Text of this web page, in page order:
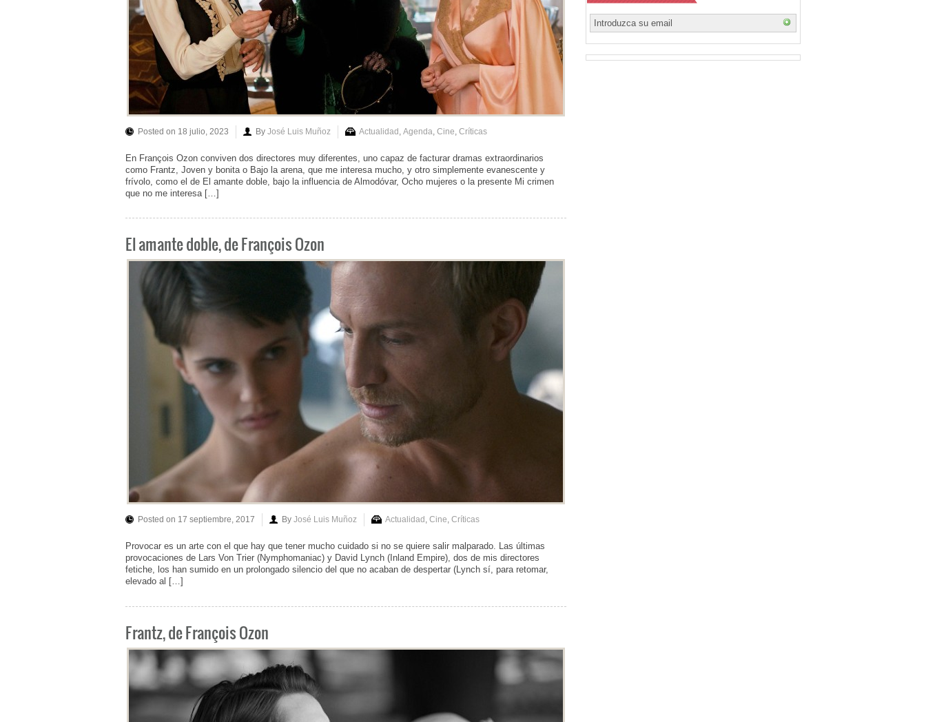
Posted on 18 julio, 2023 By José Luis Muñoz Actualidad Agenda Cine Críticas
En François Ozon conviven dos directores muy diferentes, uno capaz de facturar dramas extraordinarios
como Frantz, Joven y bonita o Bajo la arena, que me interesa mucho, y otro simplemente evanescente y
frívolo, como el de El amante doble, bajo la influencia de Almodóvar, Ocho mujeres o la presente Mi crimen
que no me interesa […]
El amante doble, de François Ozon
Posted on 17 septiembre, 2017 By José Luis Muñoz Actualidad , Cine, Críticas
Provocar es un arte con el que hay que tener mucho cuidado si no se quiere salir malparado. Las últimas
provocaciones de Lars Von Trier (Nymphomaniac) y David Lynch (Inland Empire), dos de mis directores
fetiche, los han sumido en un prolongado silencio del que no acaban de despertar (Lynch sí, para retomar,
elevado al […]
Frantz, de François Ozon